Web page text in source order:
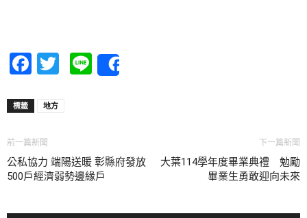
Facebook
Twitter
Line
標籤 地方
前一篇新聞
公私協力 端陽送暖 彰縣府發放
500戶經濟弱勢邊緣戶
下一篇新聞
大葉114學年度畢業典禮 勉勵
畢業生勇敢迎向未來